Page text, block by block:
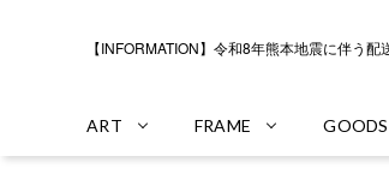
ART FRAME GOODS